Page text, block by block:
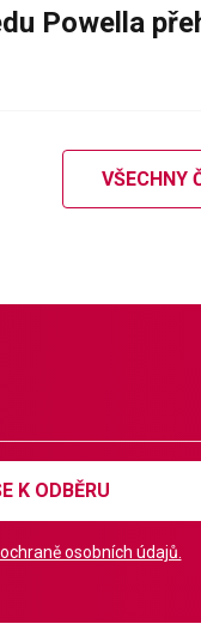
Powella
VŠECHNY
K ODBĚRU
osobních údajů.